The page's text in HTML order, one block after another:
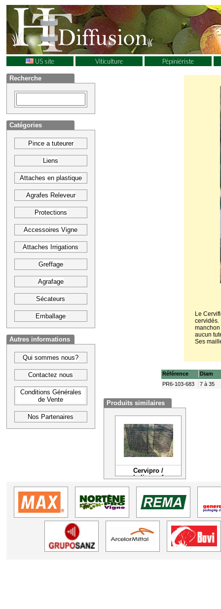
US site Viticulture Pépiniériste
Recherche
Catégories
Pince a tuteurer
Liens
Attaches en plastique
Agrafes Releveur
Protections
Accessoires Vigne
Attaches Irrigations
Greffage
Agrafage
Sécateurs
Emballage
Autres informations
Qui sommes nous?
Contactez nous
Conditions Générales
de Vente
Nos Partenaires
Le
cervidés.
manchon
aucun
Ses
Référence
Diam
PR6-103-683
7 à 35
Produits similaires
Cervipro /
balivocerf